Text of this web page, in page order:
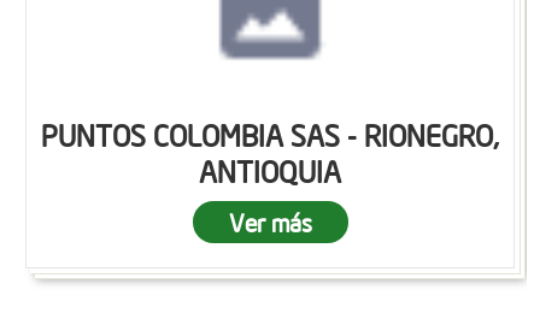
PUNTOS COLOMBIA SAS - RIONEGRO,
ANTIOQUIA
Ver más